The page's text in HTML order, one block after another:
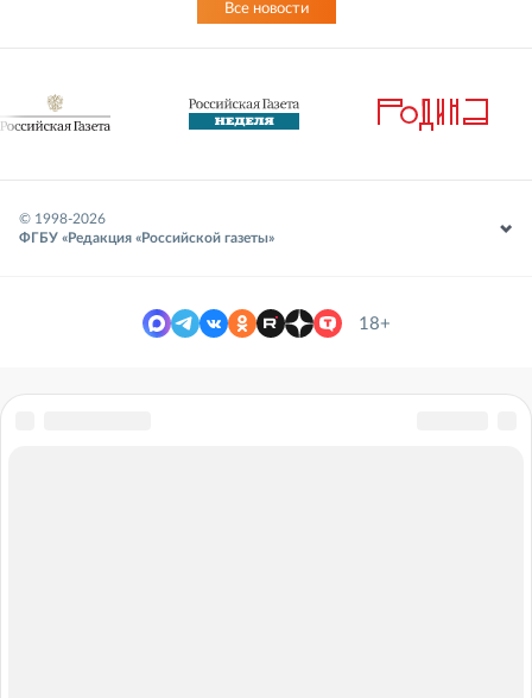
Все новости
© 1998-2026
ФГБУ «Редакция «Российской газеты»
18+